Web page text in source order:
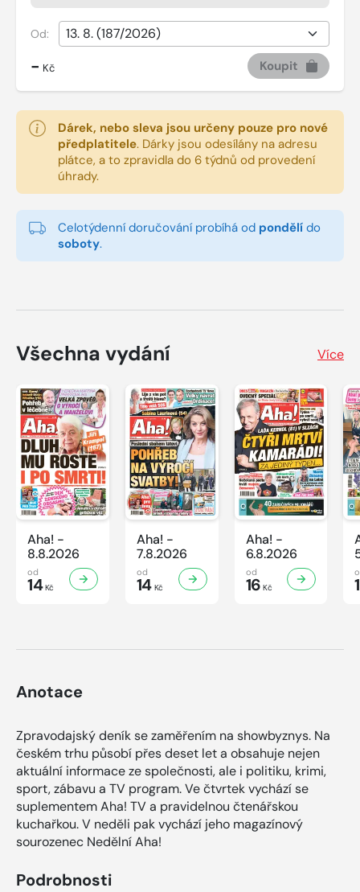
Od:
- Kč Koupit
Dárek, nebo sleva jsou určeny pouze pro nové
předplatitele. Dárky jsou odesílány na adresu
plátce, a to zpravidla do 6 týdnů od provedení
úhrady.
Celotýdenní doručování probíhá od pondělí do
soboty.
Všechna vydání Více
Aha! -
8.8.2026
od
14Kč
Aha! -
7.8.2026
od
14Kč
Aha! -
6.8.2026
od
16 Kč
Anotace
Zpravodajský deník se zaměřením na showbyznys. Na
českém trhu působí přes deset let a obsahuje nejen
aktuální informace ze společnosti, ale i politiku, krimi,
sport, zábavu a TV program. Ve čtvrtek vychází se
suplementem Aha! TV a pravidelnou čtenářskou
kuchařkou. V neděli pak vychází jeho magazínový
sourozenec Nedělní Aha!
Podrobnosti